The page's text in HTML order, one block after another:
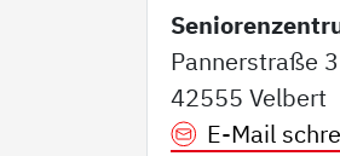
Pannerstraße 3
42555 Velbert
E-Mail